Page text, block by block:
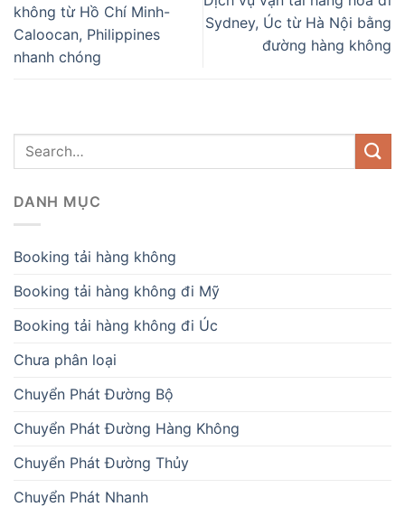
không từ Hồ Chí Minh-
Caloocan, Philippines
nhanh chóng
Sydney, Úc từ Hà Nội bằng
đường hàng không
DANH MỤC
Booking tải hàng không
Booking tải hàng không đi Mỹ
Booking tải hàng không đi Úc
Chưa phân loại
Chuyển Phát Đường Bộ
Chuyển Phát Đường Hàng Không
Chuyển Phát Đường Thủy
Chuyển Phát Nhanh